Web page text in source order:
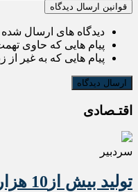
قوانین ارسال دیدگاه
دیدگاه های ارسال
پیام هایی که حاوی
پیام هایی که به غیر
اقتـصادی
سردبیر
تولید بیش از10 هزار دستگاه و ارزآوری افزون بر 10 میلیون دلاری تراکتور برای کشور